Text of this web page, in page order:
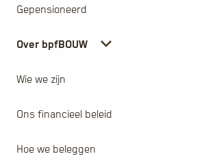
Gepensioneerd
Over bpfBOUW
Wie we zijn
Ons financieel beleid
Hoe we beleggen